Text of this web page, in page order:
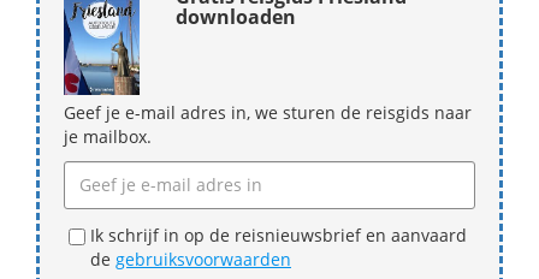
downloaden
Geef je e-mail adres in, we sturen de reisgids naar
je mailbox.
Ik schrijf in op de reisnieuwsbrief en aanvaard
de gebruiksvoorwaarden